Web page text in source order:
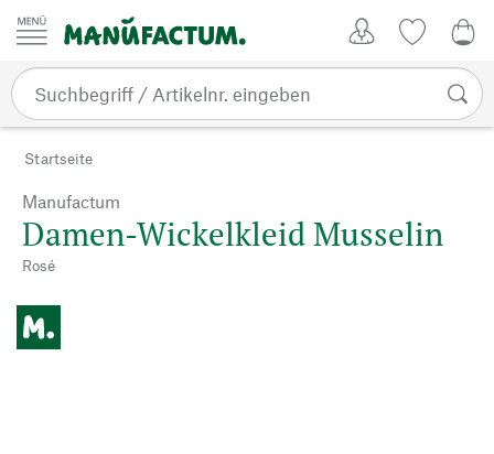
Zum Inhalt springen
Startseite
Manufactum
Damen-Wickelkleid Musselin
Rosé